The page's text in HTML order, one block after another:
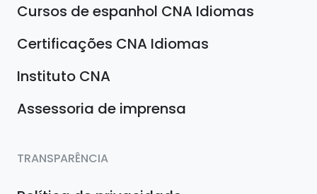
Cursos de espanhol CNA Idiomas
Certificações CNA Idiomas
Instituto CNA
Assessoria de imprensa
TRANSPARÊNCIA